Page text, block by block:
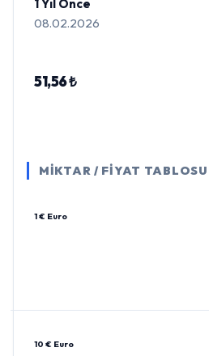
1 Yıl Önce
08.02.2026
51,56 ₺
MİKTAR / FİYAT TABLOSU
1 € Euro
10 € Euro